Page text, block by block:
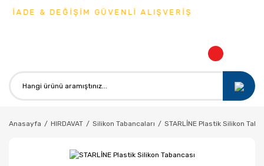
İADE & DEĞİŞİM GÜVENLİ ALIŞVERİŞ
Anasayfa HIRDAVAT Silikon Tabancaları STARLİNE Plastik Silikon